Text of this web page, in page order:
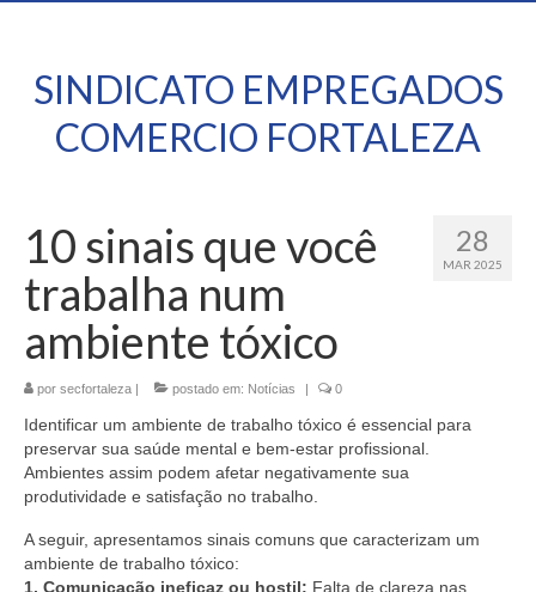
SINDICATO EMPREGADOS
COMERCIO FORTALEZA
28
MAR 2025
10 sinais que você
trabalha num
ambiente tóxico
por secfortaleza | postado em: Notícias | 0
Identificar um ambiente de trabalho tóxico é essencial para
preservar sua saúde mental e bem-estar profissional.
Ambientes assim podem afetar negativamente sua
produtividade e satisfação no trabalho.
A seguir, apresentamos sinais comuns que caracterizam um
ambiente de trabalho tóxico:
1. Comunicação ineficaz ou hostil: Falta de clareza nas